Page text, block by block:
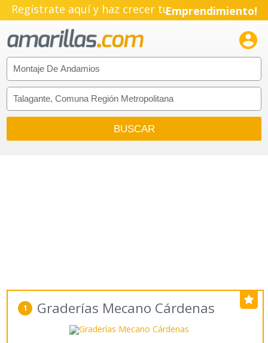
Regístrate aquí y haz crecer tuEmprendimiento!

1 Graderías Mecano Cárdenas